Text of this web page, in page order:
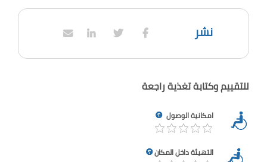
نشر
للتقييم وكتابة تغذية راجعة
امكانية الوصول
التهيئة داخل المكان